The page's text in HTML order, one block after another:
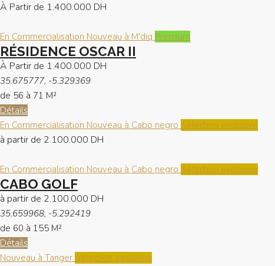
À Partir de 1.400.000 DH
En Commercialisation Nouveau à M'diq Premium
RÉSIDENCE OSCAR II
À Partir de 1.400.000 DH
35.675777, -5.329369
de 56 à 71 M²
Détails
En Commercialisation Nouveau à Cabo negro Sélection exclusive
à partir de 2.100.000 DH
En Commercialisation Nouveau à Cabo negro Sélection exclusive
CABO GOLF
à partir de 2.100.000 DH
35.659968, -5.292419
de 60 à 155 M²
Détails
Nouveau à Tanger Sélection exclusive